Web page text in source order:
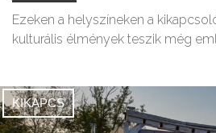
Ezeken a helyszíneken a
kulturális élmények teszik még
KIKAPCS